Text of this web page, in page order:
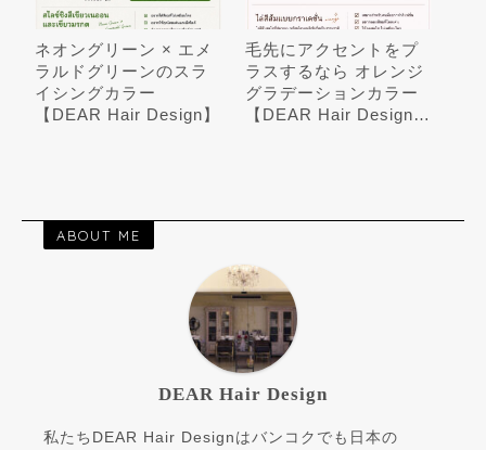
ネオングリーン × エメ
ラルドグリーンのスラ
イシングカラー
【DEAR Hair Design】
毛先にアクセントをプ
ラスするなら オレンジ
グラデーションカラー
【DEAR Hair Design…
ABOUT ME
DEAR Hair Design
私たちDEAR Hair Designはバンコクでも日本の